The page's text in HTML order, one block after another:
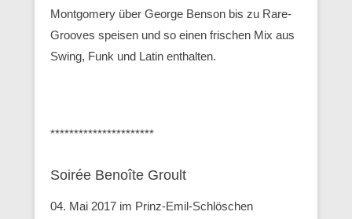
Montgomery über George Benson bis zu Rare-
Grooves speisen und so einen frischen Mix aus
Swing, Funk und Latin enthalten.
**********************
Soirée Benoîte Groult
04. Mai 2017 im Prinz-Emil-Schlöschen